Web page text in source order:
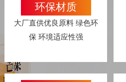
环保材质
大厂直供优良原料 绿色环
保 环境适应性强